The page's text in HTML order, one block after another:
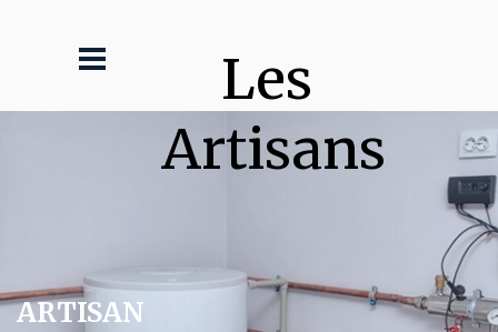
Les
Artisans
ARTISAN